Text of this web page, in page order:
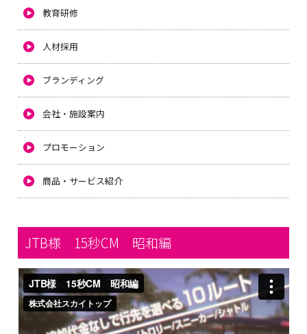
教育研修
人材採用
ブランディング
会社・施設案内
プロモーション
商品・サービス紹介
JTB様 15秒CM 昭和編